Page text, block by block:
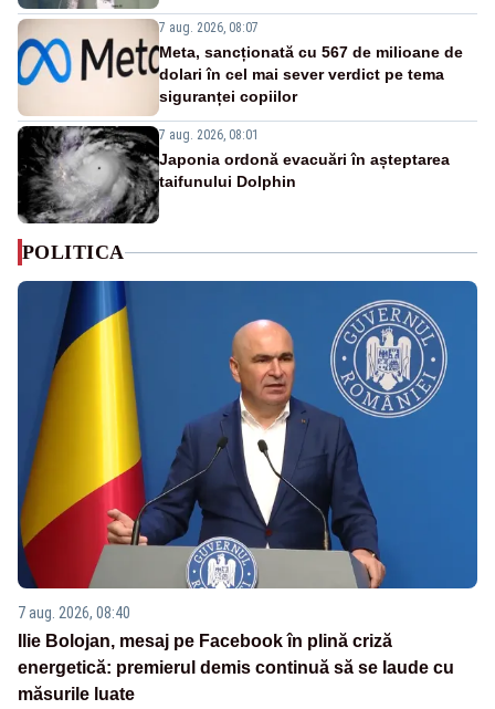
7 aug. 2026, 08:07
Meta, sancționată cu 567 de milioane de
dolari în cel mai sever verdict pe tema
siguranței copiilor
7 aug. 2026, 08:01
Japonia ordonă evacuări în așteptarea
taifunului Dolphin
POLITICA
7 aug. 2026, 08:40
Ilie Bolojan, mesaj pe Facebook în plină criză
energetică: premierul demis continuă să se laude cu
măsurile luate